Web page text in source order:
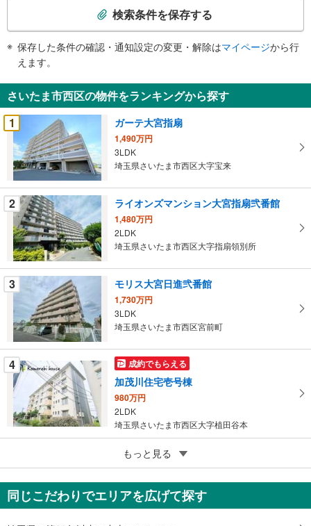
知
を
受
け
取
る
・
条
件
を
マ
イ
ペ
ー
ジ
に
保
存
す
る
検索条件を保存する
保存した条件の確認・通知設定の変更・解除はマイページから行
えます。
さいたま市西区の物件をランキングから探す
1
ガーテ大宮指扇
1,490万円
3LDK
埼玉県さいたま市西区大字宝来
2 ライオンズマンション大宮指扇弐番館
1,480万円
2LDK
埼玉県さいたま市西区大字指扇領別所
3 モリス大宮日進弐番館
1,730万円
3LDK
埼玉県さいたま市西区宮前町
4 成約でもらえる
加茂川住宅壱号棟
980万円
2LDK
埼玉県さいたま市西区大字植田谷本
成約でもらえる
ユーアイコーポ大宮指扇第二
1,580万円
2SDK
もっと見る
同じこだわりでエリアを広げて探す